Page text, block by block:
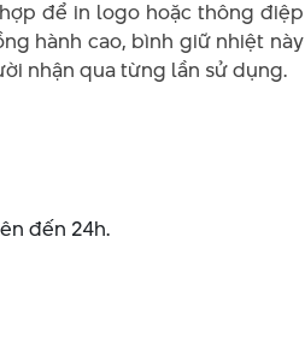
để in logo hoặc thông điệp
hành cao, bình giữ nhiệt này
nhận qua từng lần sử dụng.
đến 24h.